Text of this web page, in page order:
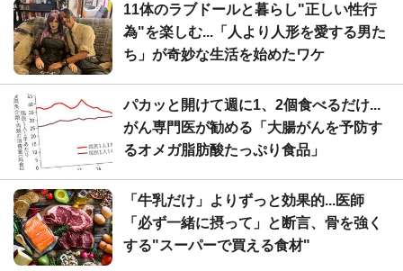
11体のラブドールと暮らし"正しい性行
為"を楽しむ...「人より人形を愛する男た
ち」が奇妙な生活を始めたワケ
パカッと開けて週に1、2個食べるだけ...
がん専門医が勧める「大腸がんを予防す
るオメガ脂肪酸たっぷり食品」
「牛乳だけ」よりずっと効果的...医師
「必ず一緒に摂って」と断言、骨を強く
する"スーパーで買える食材"